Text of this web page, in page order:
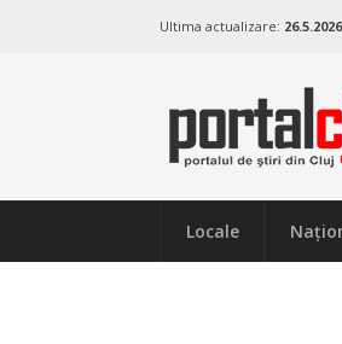
Ultima actualizare: 26.5.2026
Locale